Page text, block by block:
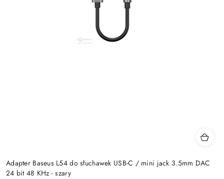
Adapter Baseus L54 do słuchawek USB-C / mini jack 3.5mm DAC
24 bit 48 KHz - szary